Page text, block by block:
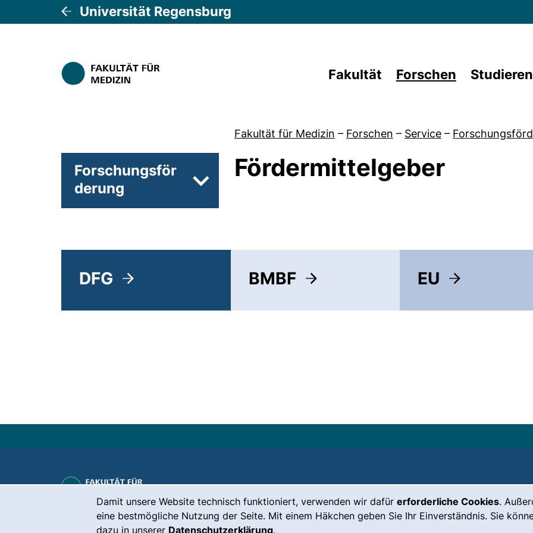
Damit unsere Website technisch funktioniert, verwenden wir dafür erforderliche Cookies.
eine bestmögliche Nutzung der Seite. Mit einem Häkchen geben Sie Ihr Einverständnis. Sie
dazu in unserer Datenschutzerklärung.
Universität Regensburg
Fakultät Forschen Studieren
Fakultät für Medizin – Forschen – Service –
Forschungsför
derung
Unterseiten von Fördermöglichkeiten
Fördermittelgeber
DFG BMBF EU
Karriere
Gebärdensprache
Barrierefreiheit